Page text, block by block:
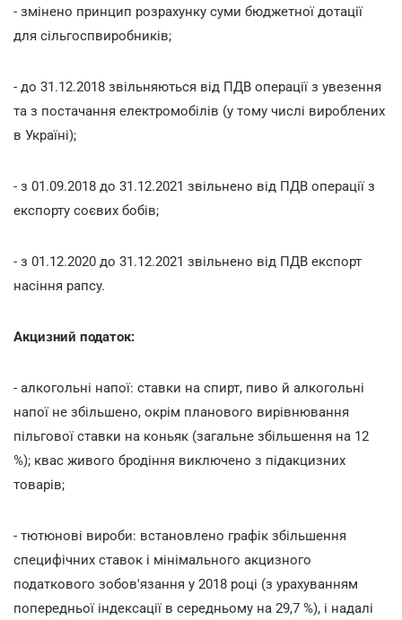
- змінено принцип розрахунку суми бюджетної дотації
для сільгоспвиробників;
- до 31.12.2018 звільняються від ПДВ операції з увезення
та з постачання електромобілів (у тому числі вироблених
в Україні);
- з 01.09.2018 до 31.12.2021 звільнено від ПДВ операції з
експорту соєвих бобів;
- з 01.12.2020 до 31.12.2021 звільнено від ПДВ експорт
насіння рапсу.
Акцизний податок:
- алкогольні напої: ставки на спирт, пиво й алкогольні
напої не збільшено, окрім планового вирівнювання
пільгової ставки на коньяк (загальне збільшення на 12
%); квас живого бродіння виключено з підакцизних
товарів;
- тютюнові вироби: встановлено графік збільшення
специфічних ставок і мінімального акцизного
податкового зобов'язання у 2018 році (з урахуванням
попередньої індексації в середньому на 29,7 %), і надалі